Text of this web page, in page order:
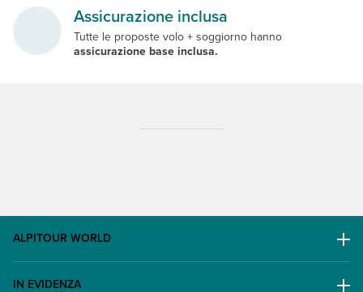
Assicurazione inclusa
Tutte le proposte volo + soggiorno hanno
assicurazione base inclusa.
ALPITOUR WORLD
AWARD
IN EVIDENZA